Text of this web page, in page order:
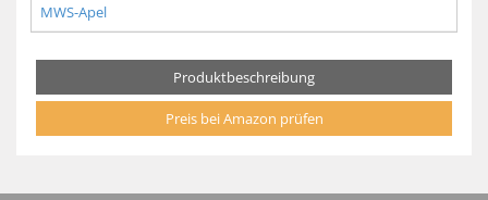
MWS-Apel
Produktbeschreibung
Preis bei Amazon prüfen